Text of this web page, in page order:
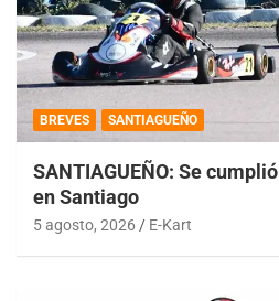
BREVES SANTIAGUEÑO
SANTIAGUEÑO: Se
en Santiago
5 agosto, 2026 E-Kart